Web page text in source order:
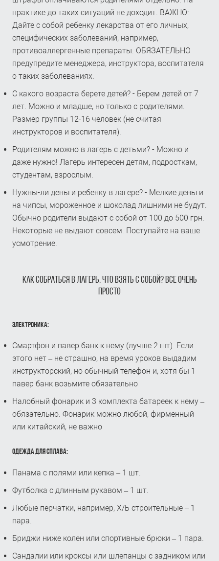
практике до таких ситуаций не доходит. ВАЖНО:
Дайте с собой ребенку лекарства от его личных,
специфических заболеваний, например,
противоаллергенные препараты. ОБЯЗАТЕЛЬНО
предупредите менеджера, инструктора, воспитателя
о таких заболеваниях.
С какого возраста берете детей? - Берем детей от 7
лет. Можно и младше, но только с родителями.
Размер группы 12-16 человек (не считая
инструкторов и воспитателя).
Родителям можно в лагерь с детьми? - Можно и
даже нужно! Лагерь интересен детям, подросткам,
студентам, взрослым.
Нужны-ли деньги ребенку в лагере? - Мелкие деньги
на чипсы, мороженное и шоколад лишними не будут.
Обычно родители выдают с собой от 100 до 500 грн.
Некоторые не выдают совсем. Поступайте на ваше
усмотрение.
КАК СОБРАТЬСЯ В ЛАГЕРЬ, ЧТО ВЗЯТЬ С СОБОЙ? ВСЕ ОЧЕНЬ
ПРОСТО
ЭЛЕКТРОНИКА:
Смартфон и павер банк к нему (лучше 2 шт). Если
этого нет – не страшно, на время уроков выдадим
инструкторский, но обычный телефон и, хотя бы 1
павер банк возьмите обязательно
Налобный фонарик и 3 комплекта батареек к нему –
обязательно. Фонарик можно любой, фирменный
или китайский, не важно
ОДЕЖДА ДЛЯ СПЛАВА:
Панама с полями или кепка – 1 шт.
Футболка с длинным рукавом – 1 шт.
Любые перчатки, например, Х/Б строительные – 1
пара.
Бриджи ниже колен или спортивные брюки – 1 пара.
Сандалии или кроксы или шлепанцы с задником или